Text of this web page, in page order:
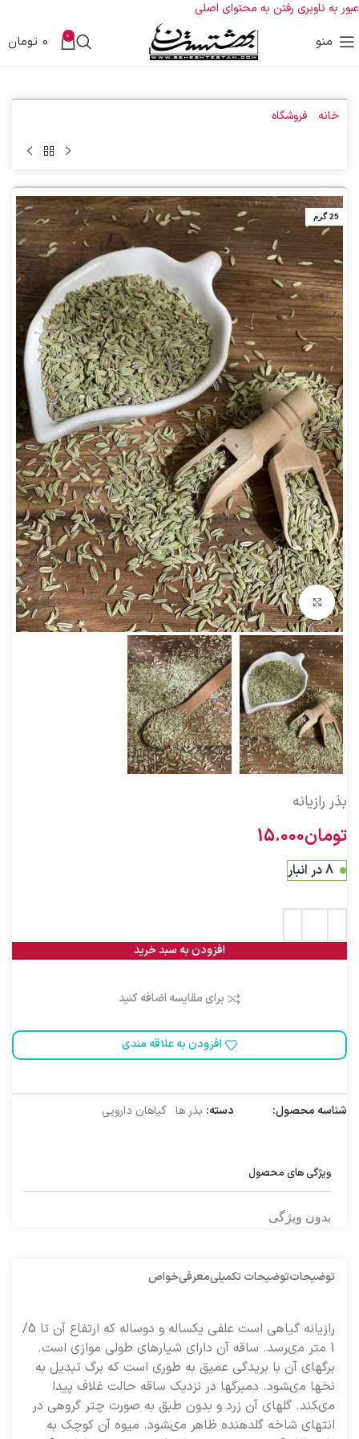
عبور به ناوبری رفتن به محتوای اصلی
منو 0 تومان 0
خانه فروشگاه
25 گرم
بزرگنمایی تصویر
بذر رازیانه
تومان15.000
8 در انبار
افزودن به سبد خرید
برای مقایسه اضافه کنید
افزودن به علاقه مندی
شناسه محصول: دسته: بذر ها گیاهان دارویی
ویژگی های محصول
بدون ویژگی
توضیحاتتوضیحات تکمیلیمعرفیخواص
رازيانه گياهى است علفى يكساله و دوساله كه ارتفاع آن تا 5/
1 متر مى‏رسد. ساقه آن داراى شيارهاى طولى موازى است.
برگهاى آن با بريدگى عميق به طورى است كه برگ تبديل به
نخها مى‏شود. دمبرگها در نزديك ساقه حالت غلاف پيدا
مى‏كند. گلهاى آن زرد و بدون طبق به صورت چتر گروهى در
انتهاى شاخه گل‏دهنده ظاهر مى‏شود. ميوه آن كوچك به